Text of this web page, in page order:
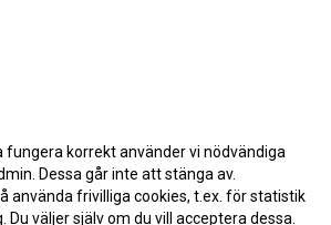
fungera korrekt använder vi nödvändiga
Dessa går inte att stänga av.
använda frivilliga cookies, t.ex. för statistik
väljer själv om du vill acceptera dessa.